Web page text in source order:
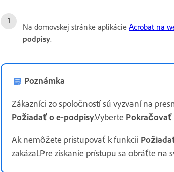
Na domovskej stránke aplikácie Acrobat na
podpisy.
Poznámka
Zákazníci zo spoločností sú vyzvaní na
Požiadať o e-podpisy.Vyberte Pokračovať
Ak nemôžete pristupovať k funkcii
zakázal.Pre získanie prístupu sa obráťte na